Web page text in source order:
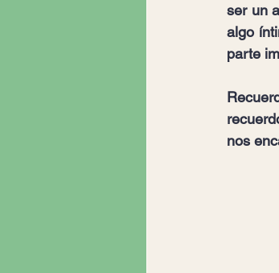
ser un
algo
parte
nos